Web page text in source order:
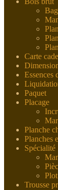
Carte
Essences
Paquet
Placage
Planche
Planches
Spécialité
Trousse